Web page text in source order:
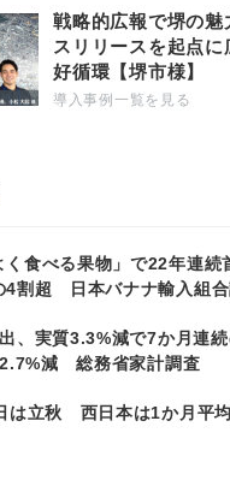
戦略的広報で堺の魅
スリリースを起点
好循環【堺市様】
導入事例一覧を見る
く食べる果物」で22年連
4割超 日本バナナ輸入組
、実質3.3%減で7か月連
減 総務省家計調査
は立秋 西日本は1か月平